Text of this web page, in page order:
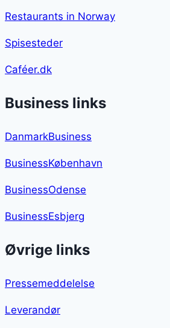
Restaurants in Norway
Spisesteder
Caféer.dk
Business links
DanmarkBusiness
BusinessKøbenhavn
BusinessOdense
BusinessEsbjerg
Øvrige links
Pressemeddelelse
Leverandør